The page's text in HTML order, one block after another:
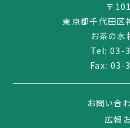
03-3259-8232
〒
東京都千代田
お茶の水
Tel:03-
Fax: 03-
お問い合
広報